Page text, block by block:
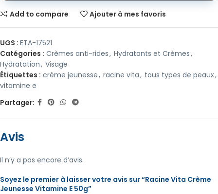
Add to compare Ajouter à mes favoris
UGS : ETA-17521
Catégories : Crèmes anti-rides, Hydratants et Crèmes,
Hydratation, Visage
Étiquettes : créme jeunesse, racine vita, tous types de peaux,
vitamine e
Partager:
Avis
Il n’y a pas encore d’avis.
Soyez le premier à laisser votre avis sur “Racine Vita Crème
Jeunesse Vitamine E 50g”